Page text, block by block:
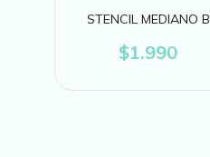
STENCIL MEDIANO B
$1.990